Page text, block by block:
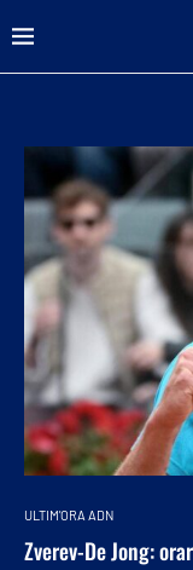
ULTIM'ORA ADN
Zverev-De Jong: